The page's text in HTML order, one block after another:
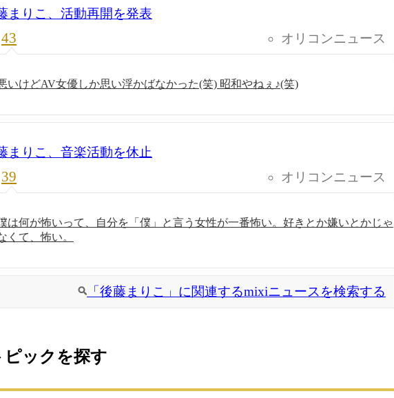
まりこ、活動再開を発表
オリコンニュース
43
いけどAV女優しか思い浮かばなかった(笑) 昭和やねぇ♪(笑)
まりこ、音楽活動を休止
オリコンニュース
39
は何が怖いって、自分を「僕」と言う女性が一番怖い。好きとか嫌いとかじゃ
くて、怖い。
「後藤まりこ」に関連するmixiニュースを検索する
ピックを探す